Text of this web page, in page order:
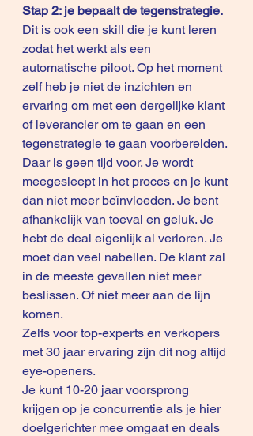
Stap 2: je bepaalt de tegenstrategie.
Dit is ook een skill die je kunt leren
zodat het werkt als een
automatische piloot. Op het moment
zelf heb je niet de inzichten en
ervaring om met een dergelijke klant
of leverancier om te gaan en een
tegenstrategie te gaan voorbereiden.
Daar is geen tijd voor. Je wordt
meegesleept in het proces en je kunt
dan niet meer beïnvloeden. Je bent
afhankelijk van toeval en geluk. Je
hebt de deal eigenlijk al verloren. Je
moet dan veel nabellen. De klant zal
in de meeste gevallen niet meer
beslissen. Of niet meer aan de lijn
komen.
Zelfs voor top-experts en verkopers
met 30 jaar ervaring zijn dit nog altijd
eye-openers.
Je kunt 10-20 jaar voorsprong
krijgen op je concurrentie als je hier
doelgerichter mee omgaat en deals